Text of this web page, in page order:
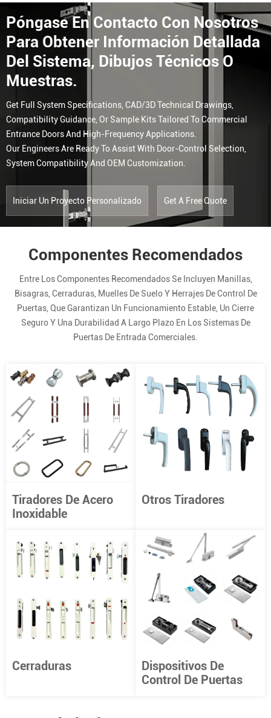
Póngase En Contacto Con Nosotros
Para Obtener Información Detallada
Del Sistema, Dibujos Técnicos O
Muestras.
Get Full System Specifications, CAD/3D Technical Drawings,
Compatibility Guidance, Or Sample Kits Tailored To Commercial
Entrance Doors And High-Frequency Applications.
Our Engineers Are Ready To Assist With Door-Control Selection,
System Compatibility And OEM Customization.
Iniciar Un Proyecto Personalizado Get A Free Quote
Componentes Recomendados
Entre Los Componentes Recomendados Se Incluyen Manillas,
Bisagras, Cerraduras, Muelles De Suelo Y Herrajes De Control De
Puertas, Que Garantizan Un Funcionamiento Estable, Un Cierre
Seguro Y Una Durabilidad A Largo Plazo En Los Sistemas De
Puertas De Entrada Comerciales.
Tiradores De Acero
Inoxidable
Otros Tiradores
Cerraduras
Dispositivos De
Control De Puertas